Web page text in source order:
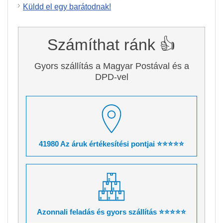
Küldd el egy barátodnak!
Számíthat ránk 👍
Gyors szállítás a Magyar Postával és a
DPD-vel
41980 Az áruk értékesítési pontjai ⭐⭐⭐⭐⭐
Azonnali feladás és gyors szállítás ⭐⭐⭐⭐⭐